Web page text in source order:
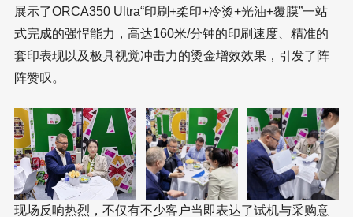
展示了ORCA350 Ultra“印刷+柔印+冷烫+光油+覆膜”一站
式完成的强悍能力，高达160米/分钟的印刷速度、精准的
套印表现以及极具视觉冲击力的烫金增效效果，引发了阵
阵赞叹。
现场反响热烈，不仅有不少客户当即表达了试机与采购意